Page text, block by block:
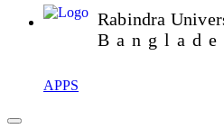
Rabindra
APPS